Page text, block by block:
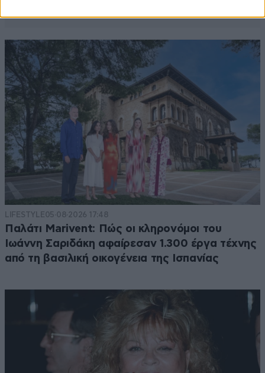
LIFESTYLE05·08·2026 17:48
Παλάτι Marivent: Πώς οι κληρονόμοι του
Ιωάννη Σαριδάκη αφαίρεσαν 1.300 έργα τέχνης
από τη βασιλική οικογένεια της Ισπανίας